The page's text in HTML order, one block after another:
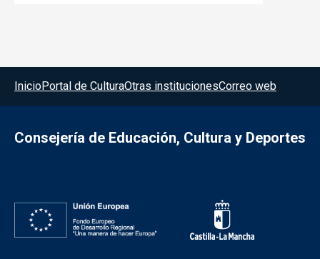
Menú del pie
InicioPortal de CulturaOtras institucionesCorreo web
Consejería de Educación, Cultura y Deportes